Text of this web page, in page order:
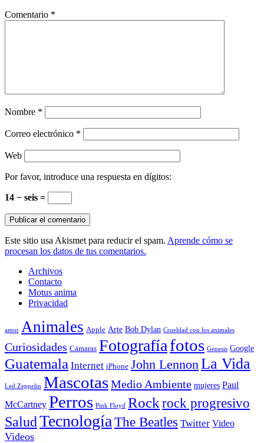
Comentario *
Nombre *
Correo electrónico *
Web
Por favor, introduce una respuesta en dígitos:
14 − seis =
Este sitio usa Akismet para reducir el spam. Aprende cómo se
procesan los datos de tus comentarios.
Archivos
Contacto
Motus anima
Privacidad
amor Animales Apple Arte Bob Dylan Crueldad con los animales
Curiosidades Cámaras Fotografíafotos Genesis Google
Guatemala Internet iPhone John LennonLa Vida
Led Zeppelin MascotasMedio Ambiente mujeres Paul
McCartney Perros Pink Floyd Rock rock progresivo
SaludTecnología The Beatles Twitter Video
Videos